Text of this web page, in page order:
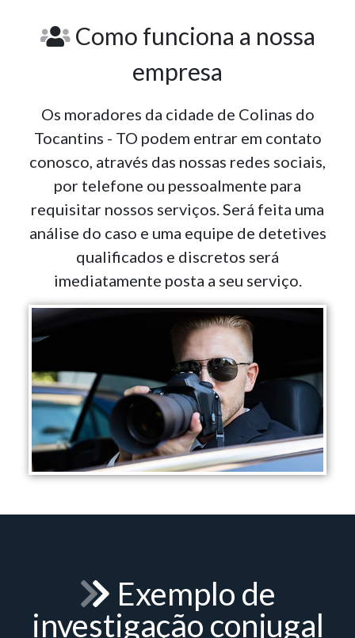
Como funciona a nossa
empresa
Os moradores da cidade de Colinas do
Tocantins - TO podem entrar em contato
conosco, através das nossas redes sociais,
por telefone ou pessoalmente para
requisitar nossos serviços. Será feita uma
análise do caso e uma equipe de detetives
qualificados e discretos será
imediatamente posta a seu serviço.
Exemplo de
investigação conjugal